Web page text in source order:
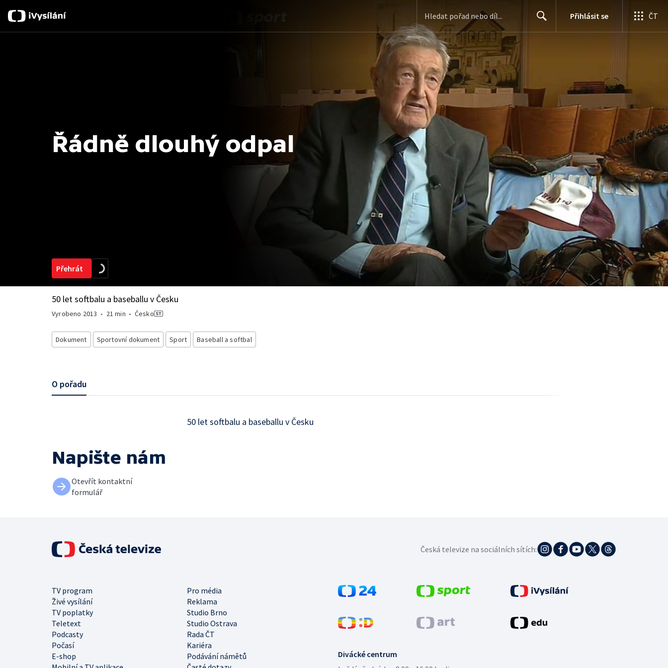
Přihlásit se ČT
Řádně dlouhý odpal
Přehrát
50 let softbalu a baseballu v Česku
Vyrobeno 2013 • 21 min • Česko
Dokument Sportovní dokument Sport Baseball a softbal
O pořadu
50 let softbalu a baseballu v Česku
Napište nám
Otevřít kontaktní
formulář
Divácké centrum
TV program
Pro média
Živé vysílání
Reklama
TV poplatky
Studio Brno
Teletext
Studio Ostrava
Podcasty
Rada ČT
Počasí
Kariéra
E-shop
Podávání námětů
Česká televize na sociálních sítích: